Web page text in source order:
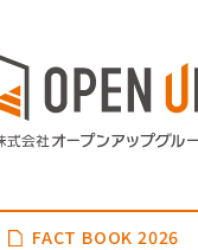
FACT BOOK 2026